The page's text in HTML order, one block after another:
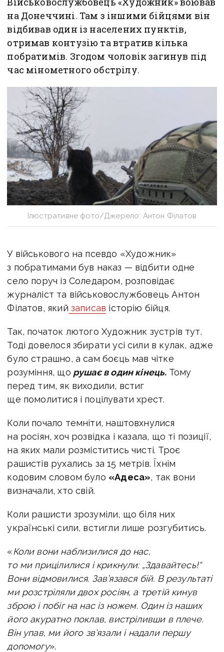
на Донеччині. Там з іншими бійцями він
відбивав один із населених пунктів,
отримав контузію та втратив кілька
побратимів. Згодом чоловік загинув під
час мінометного обстрілу.
Ілюстративне фото/Джерело: Антон Філатов
У військового на псевдо «Художник»
з побратимами був наказ — відбити одне
село поруч із Соледаром, розповідає
журналіст та військовослужбовець Антон
Філатов, який записав історію бійця.
Так, початок лютого Художник зустрів тут.
Тоді довелося збирати усі сили в кулак, адже
було страшно, а сам боєць мав чітке
розуміння, що рушає в один кінець. Тому
перед тим, як виходили, встиг
ще помолитися і поцілувати хрест.
Коли почало темніти, наштовхнулися
на росіян, хоч розвідка і казала, що ті позиції,
на яких мали розміститись чисті. Троє
рашистів рухались за 15 метрів. Їхнім
кодовим словом було «Адеса», так вони
визначали, хто свій.
Коли рашисти зрозуміли, що біля них
українські сили, встигли лише розгубитись.
«Коли вони наблизилися до нас,
то ми прицілилися і крикнули: „Здавайтесь!“
Вони відмовилися. Зав’язався бій. В результаті
ми розстріляли двох росіян, а третій кинув
зброю і побіг на нас із ножем. Один із наших
його акуратно поклав, вистріливши в плече.
Він упав, ми його зв’язали і надали першу
допомогу».